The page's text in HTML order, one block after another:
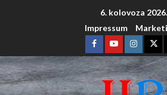
6. kolovoza 2026.
Impressum